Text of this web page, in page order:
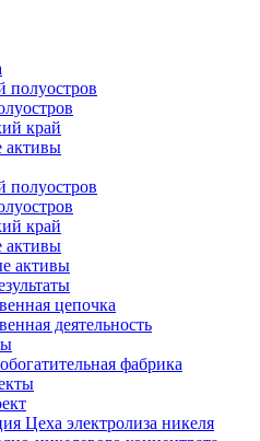
полуостров
край
активы
полуостров
край
активы
активы
цепочка
деятельность
фабрика
Цеха электролиза никеля